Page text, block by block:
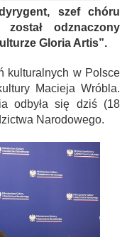
szef chóru
odznaczony
Gloria Artis”.
kulturalnych w Polsce
Macieja Wróbla.
odbyła się dziś (18
Narodowego.